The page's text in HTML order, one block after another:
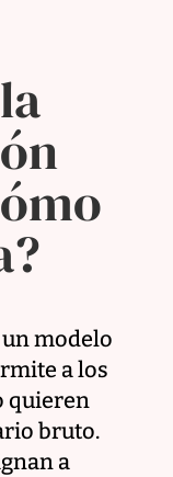
un modelo
a los
quieren
bruto.
a